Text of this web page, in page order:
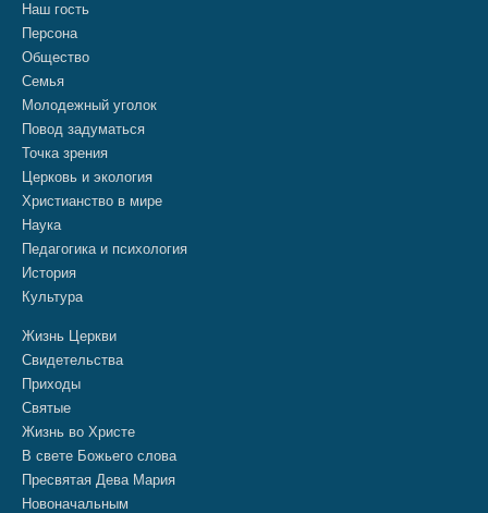
Наш гость
Персона
Общество
Семья
Молодежный уголок
Повод задуматься
Точка зрения
Церковь и экология
Христианство в мире
Наука
Педагогика и психология
История
Культура
Жизнь Церкви
Свидетельства
Приходы
Святые
Жизнь во Христе
В свете Божьего слова
Пресвятая Дева Мария
Новоначальным